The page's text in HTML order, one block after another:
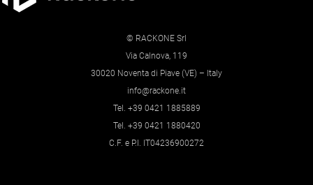
© RACKONE Srl
Via Calnova, 119
30020 Noventa di Piave (VE) – Italy
info@rackone.it
Tel. +39 0421 1885889
Tel. +39 0421 1880420
C.F. e P.I. IT04236900272